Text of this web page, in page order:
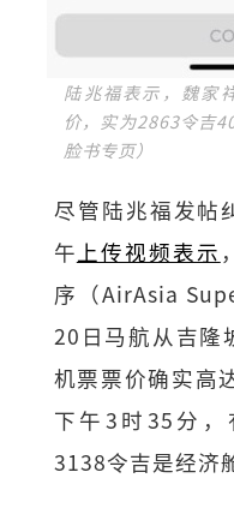
陆兆福表示，魏家
价，实为2863令吉
脸书专页）
尽管陆兆福发帖
午 上传视频表示
序（AirAsia
20日马航从吉隆
机票票价确实高
下午3时35分
3138令吉是经济